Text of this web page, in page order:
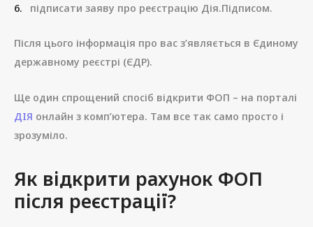
підписати заяву про реєстрацію Дія.Підписом.
Після цього інформація про вас з’являється в Єдиному
державному реєстрі (ЄДР).
Ще один спрощений спосіб відкрити ФОП – на порталі
ДІЯ онлайн з комп’ютера. Там все так само просто і
зрозуміло.
Як відкрити рахунок ФОП
після реєстрації?